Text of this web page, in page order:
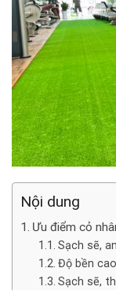
Nội dung
Ưu điểm cỏ
Sạch sẽ,
Độ bền
Sạch sẽ,